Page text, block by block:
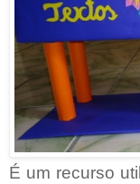
É um recurso